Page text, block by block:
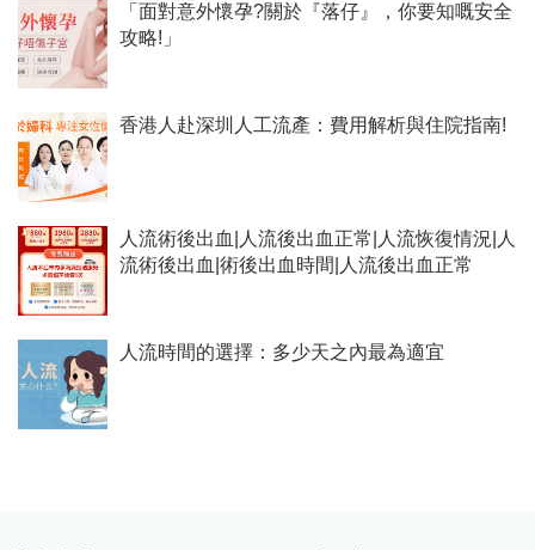
「面對意外懷孕?關於『落仔』，你要知嘅安全
攻略!」
香港人赴深圳人工流產：費用解析與住院指南!
人流術後出血|人流後出血正常|人流恢復情況|人
流術後出血|術後出血時間|人流後出血正常
人流時間的選擇：多少天之內最為適宜